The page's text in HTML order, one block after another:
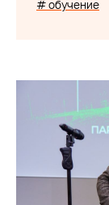
# обучение